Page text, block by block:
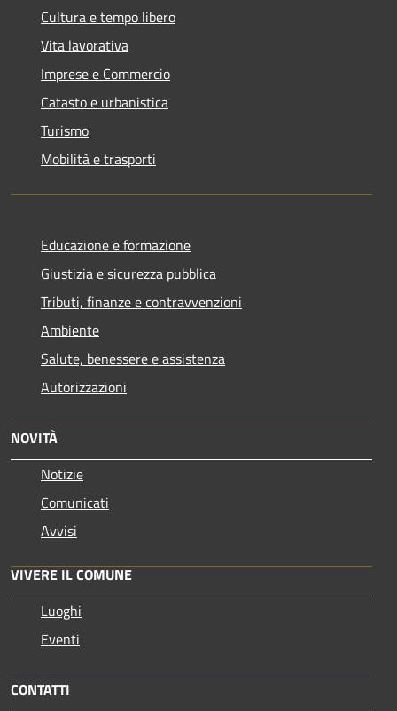
Cultura e tempo libero
Vita lavorativa
Imprese e Commercio
Catasto e urbanistica
Turismo
Mobilità e trasporti
Educazione e formazione
Giustizia e sicurezza pubblica
Tributi, finanze e contravvenzioni
Ambiente
Salute, benessere e assistenza
Autorizzazioni
NOVITÀ
Notizie
Comunicati
Avvisi
VIVERE IL COMUNE
Luoghi
Eventi
CONTATTI